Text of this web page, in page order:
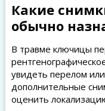
Какие
обычно
В травме ключицы
увидеть перелом
дополнительные
оценить